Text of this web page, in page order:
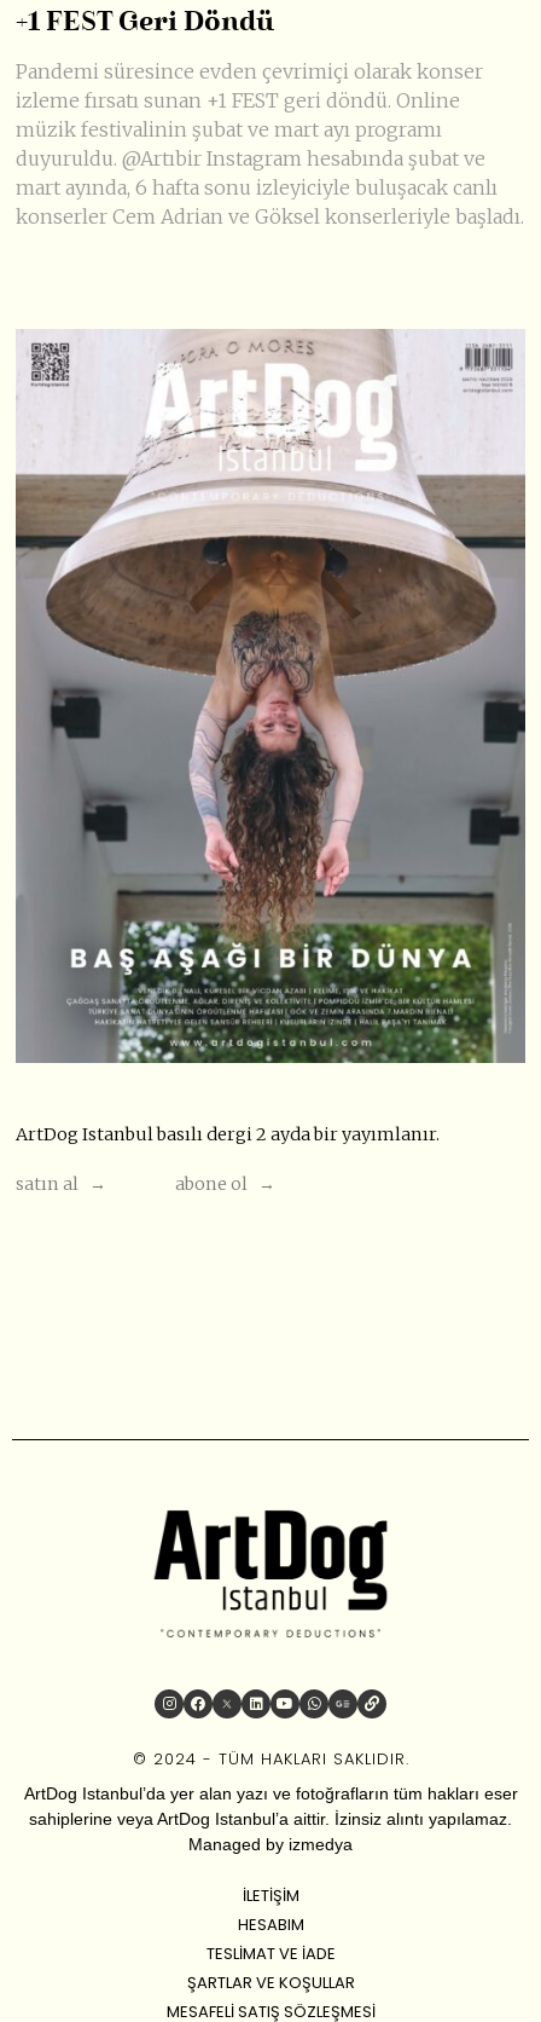
+1 FEST Geri Döndü
Pandemi süresince evden çevrimiçi olarak konser
izleme fırsatı sunan +1 FEST geri döndü. Online
müzik festivalinin şubat ve mart ayı programı
duyuruldu. @Artıbir Instagram hesabında şubat ve
mart ayında, 6 hafta sonu izleyiciyle buluşacak canlı
konserler Cem Adrian ve Göksel konserleriyle başladı.
ArtDog Istanbul basılı dergi 2 ayda bir yayımlanır.
satın al → abone ol →
© 2024 - TÜM HAKLARI SAKLIDIR.
ArtDog Istanbul’da yer alan yazı ve fotoğrafların tüm hakları eser
sahiplerine veya ArtDog Istanbul’a aittir. İzinsiz alıntı yapılamaz.
Managed by izmedya
İLETIŞIM
HESABIM
TESLIMAT VE İADE
ŞARTLAR VE KOŞULLAR
MESAFELI SATIŞ SÖZLEŞMESI